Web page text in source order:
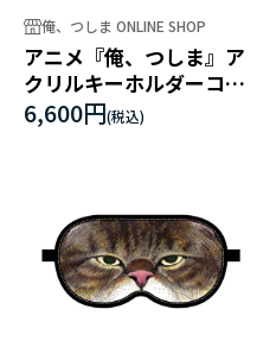
俺、つしま ONLINE SHOP
アニメ『俺、つしま』ア
クリルキーホルダーコレ
クションセット(全10種）
6,600円